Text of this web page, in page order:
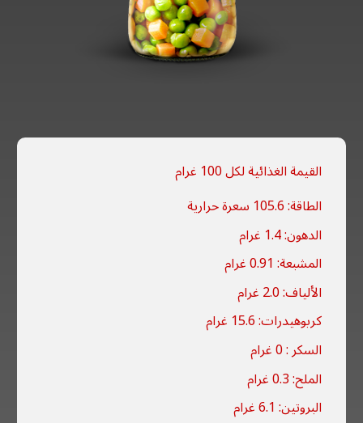
القيمة الغذائية لكل 100 غرام
الطاقة: 105.6 سعرة حرارية
الدهون: 1.4 غرام
المشبعة: 0.91 غرام
الألياف: 2.0 غرام
كربوهيدرات: 15.6 غرام
السكر : 0 غرام
الملح: 0.3 غرام
البروتين: 6.1 غرام